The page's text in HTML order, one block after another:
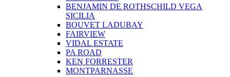
BENJAMIN DE ROTHSCHILD VEGA
SICILIA
BOUVET LADUBAY
FAIRVIEW
VIDAL ESTATE
PA ROAD
KEN FORRESTER
MONTPARNASSE